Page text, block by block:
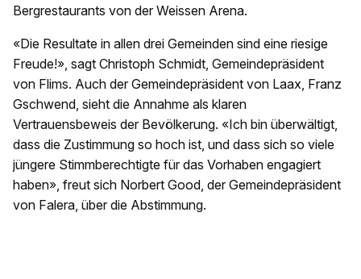
Bergrestaurants von der Weissen Arena.
«Die Resultate in allen drei Gemeinden sind eine riesige
Freude!», sagt Christoph Schmidt, Gemeindepräsident
von Flims. Auch der Gemeindepräsident von Laax, Franz
Gschwend, sieht die Annahme als klaren
Vertrauensbeweis der Bevölkerung. «Ich bin überwältigt,
dass die Zustimmung so hoch ist, und dass sich so viele
jüngere Stimmberechtigte für das Vorhaben engagiert
haben», freut sich Norbert Good, der Gemeindepräsident
von Falera, über die Abstimmung.